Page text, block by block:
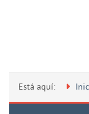
Está aquí: